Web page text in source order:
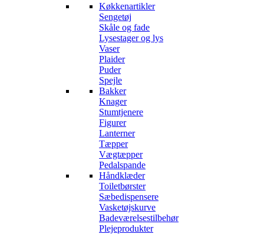
Køkkenartikler
Sengetøj
Skåle og fade
Lysestager og lys
Vaser
Plaider
Puder
Spejle
Bakker
Knager
Stumtjenere
Figurer
Lanterner
Tæpper
Vægtæpper
Pedalspande
Håndklæder
Toiletbørster
Sæbedispensere
Vasketøjskurve
Badeværelsestilbehør
Plejeprodukter